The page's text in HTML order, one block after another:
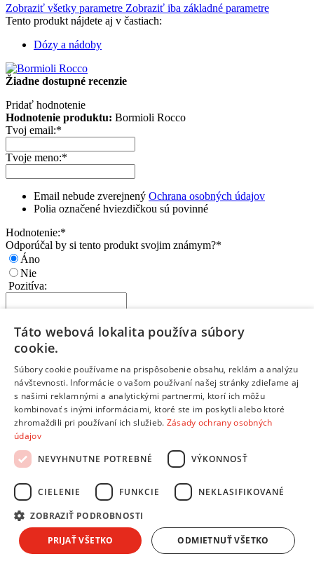
Zobraziť všetky parametre Zobraziť iba základné parametre
Tento produkt nájdete aj v častiach:
Dózy a nádoby
Žiadne dostupné recenzie
Pridať hodnotenie
Hodnotenie produktu: Bormioli Rocco
Tvoj email:*
Tvoje meno:*
Email nebude zverejnený Ochrana osobných údajov
Polia označené hviezdičkou sú povinné
Hodnotenie:*
Odporúčal by si tento produkt svojim známym?*
Áno
Nie
Pozitíva:
Napíš najdôležitejšie prednosti a výhody
Ktoré vlastnosti tohto produktu ťa potešili?
Každý bod napíš na nový riadok
Negatíva:
Napíš slabé stránky a nevýhody produktu
Čo by mohlo byť na produkte lepšie?
Každý bod napíš na nový riadok
Ak si s výrobkom 100% spokojný, toto políčko nevypĺňaj
Táto webová lokalita používa súbory
cookie.
Súbory cookie používame na prispôsobenie obsahu, reklám a analýzu
návštevnosti. Informácie o vašom používaní našej stránky zdieľame aj
s našimi reklamnými a analytickými partnermi, ktorí ich môžu
kombinovať s inými informáciami, ktoré ste im poskytli alebo ktoré
zhromaždili pri používaní ich služieb. Zásady ochrany osobných
údajov
NEVYHNUTNE POTREBNÉ
VÝKONNOSŤ
CIELENIE FUNKCIE NEKLASIFIKOVANÉ
ZOBRAZIŤ PODROBNOSTI
PRIJAŤ VŠETKO ODMIETNUŤ VŠETKO